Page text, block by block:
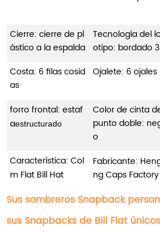
Cierre: cierre de pl
ástico a la espalda
Tecnología del
otipo: bordado
Costa: 6 filas cosid
as
Ojalete: 6 ojales
forro frontal: estaf
aestructurado
Color de cinta
punto doble:
o
Característica: Col
m Flat Bill Hat
Fabricante:
ng Caps Factory
Sus sombreros Snapback
sus Snapbacks de Bill Flat